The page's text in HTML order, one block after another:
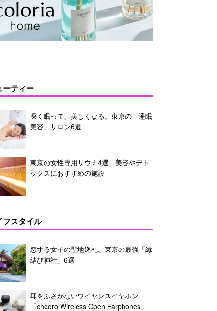
ーティー
深く眠って、美しくなる。東京の「睡眠
美容」サロン6選
東京の女性専用サウナ4選 美容やデト
ックスにおすすめの施設
フスタイル
恋する女子の聖地巡礼。東京の最強「縁
結び神社」6選
耳をふさがないワイヤレスイヤホン
「cheero Wireless Open Earphones